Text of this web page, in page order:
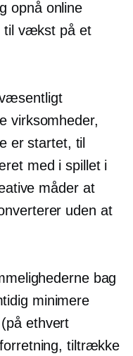
opnå online
til vækst på et
virksomheder,
er startet, til
med i spillet i
måder at
uden at
bag
minimere
ethvert
tiltrække